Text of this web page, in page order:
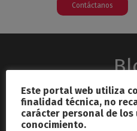
Contáctanos
Este portal web utiliza
finalidad técnica, no
carácter personal de los
conocimiento.